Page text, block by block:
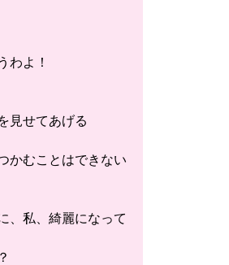
わよ！
見せてあげる
かむことはできない
、私、綺麗になって